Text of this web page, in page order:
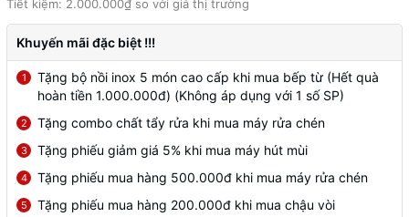
Tiết kiệm: 2.000.000₫ so với giá thị trường
Khuyến mãi đặc biệt !!!
1
Tặng bộ nồi inox 5 món cao cấp khi mua bếp từ (Hết quà
hoàn tiền 1.000.000đ) (Không áp dụng với 1 số SP)
2 Tặng combo chất tẩy rửa khi mua máy rửa chén
3 Tặng phiếu giảm giá 5% khi mua máy hút mùi
4 Tặng phiếu mua hàng 500.000đ khi mua máy rửa chén
5 Tặng phiếu mua hàng 200.000đ khi mua chậu vòi